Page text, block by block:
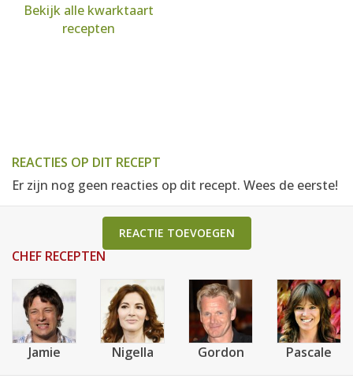
Bekijk alle kwarktaart
recepten
REACTIES OP DIT RECEPT
Er zijn nog geen reacties op dit recept. Wees de eerste!
REACTIE TOEVOEGEN
CHEF RECEPTEN
Jamie Nigella Gordon Pascale